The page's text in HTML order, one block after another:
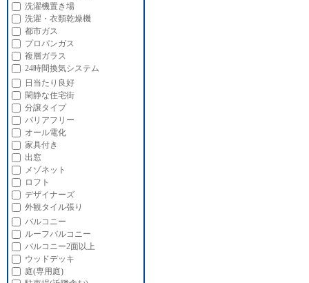
洗濯機置き場
洗濯・衣類乾燥機
都市ガス
プロパンガス
複層ガラス
24時間換気システム
日当たり良好
閑静な住宅街
分譲タイプ
バリアフリー
オール電化
家具付き
出窓
メゾネット
ロフト
デザイナーズ
外観タイル張り
バルコニー
ルーフバルコニー
バルコニー2面以上
ウッドデッキ
庭(専用庭)